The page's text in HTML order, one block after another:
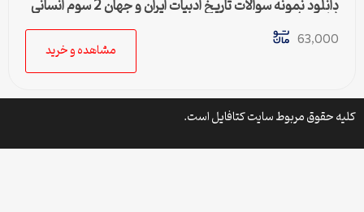
دانلود نمونه سوالات تاریخ ادبیات ایران و جهان 2 سوم انسانی
(یازدهم) نوبت دوم
63,000
مشاهده و خرید
کلیه حقوق مربوط سایت کتافایل است.